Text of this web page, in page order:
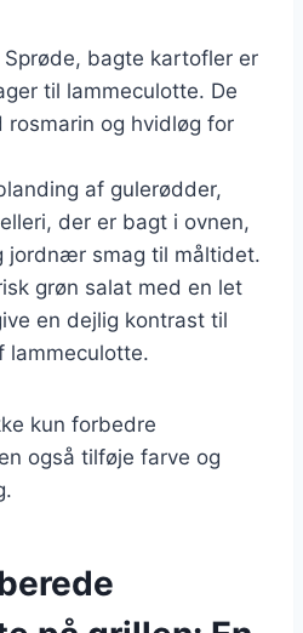
Sprøde, bagte kartofler er
til lammeculotte. De
rosmarin og hvidløg for
af gulerødder,
der er bagt i ovnen,
jordnær smag til måltidet.
grøn salat med en let
en dejlig kontrast til
lammeculotte.
kun forbedre
også tilføje farve og